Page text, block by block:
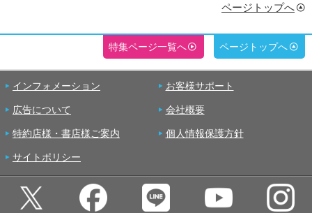
ページトップへ
特集ページ一覧へ ページトップへ
インフォメーション お客様サポート
広告について 会社概要
特約店様・書店様ご案内 個人情報保護方針
サイトポリシー